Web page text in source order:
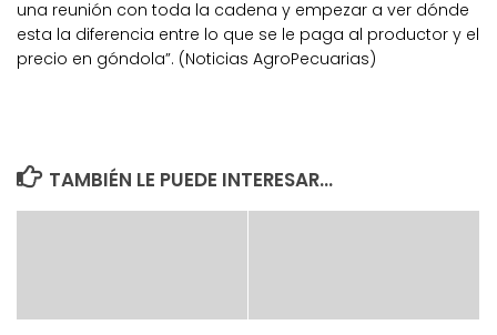
una reunión con toda la cadena y empezar a ver dónde
esta la diferencia entre lo que se le paga al productor y el
precio en góndola”. (Noticias AgroPecuarias)
TAMBIÉN LE PUEDE INTERESAR...